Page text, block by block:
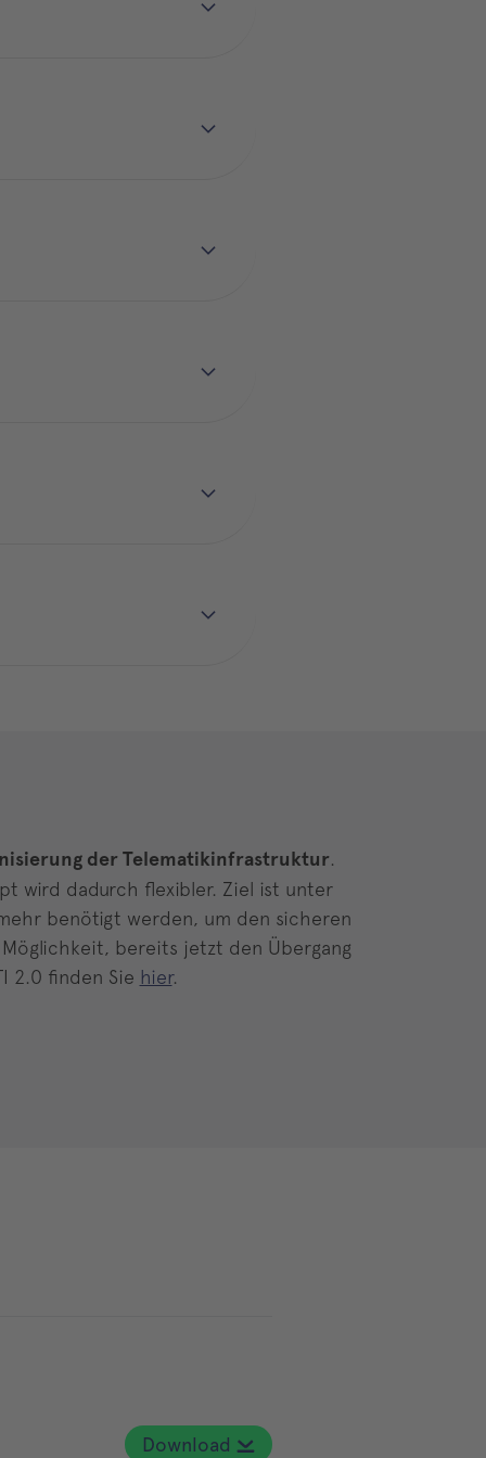
der Telematikinfrastruktur.
wird dadurch flexibler. Ziel ist unter
benötigt werden, um den sicheren
Möglichkeit, bereits jetzt den Übergang
2.0 finden Sie hier.
Download